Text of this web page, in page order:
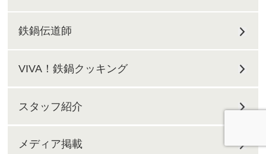
鉄鍋伝道師
VIVA！鉄鍋クッキング
スタッフ紹介
メディア掲載